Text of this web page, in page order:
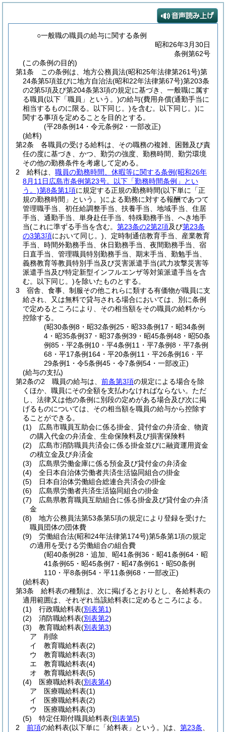
○一般職の職員の給与に関する条例
昭和26年3月30日
条例第62号
(この条例の目的)
第1条
この条例は、地方公務員法(昭和25年法律第261号)第
24条第5項並びに地方自治法(昭和22年法律第67号)第203条
の2第5項及び第204条第3項の規定に基づき、一般職に属す
る職員(以下「職員」という。)の給与(費用弁償(通勤手当に
相当するものに限る。以下同じ。)を含む。以下同じ。)に
関する事項を定めることを目的とする。
(平28条例14・令元条例2・一部改正)
(給料)
第2条
各職員の受ける給料は、その職務の複雑、困難及び責
任の度に基づき、かつ、勤労の強度、勤務時間、勤労環境
その他の勤務条件を考慮して定める。
2
給料は、 職員の勤務時間、休暇等に関する条例(昭和26年
8月11日広島市条例第23号。以下「勤務時間条例」とい
う。)第8条第1項に規定する正規の勤務時間(以下単に「正
規の勤務時間」という。)による勤務に対する報酬であつて
管理職手当、初任給調整手当、扶養手当、地域手当、住居
手当、通勤手当、単身赴任手当、特殊勤務手当、へき地手
当(これに準ずる手当を含む。 第23条の2第2項及び第23条
の3第3項において同じ。) 、定時制通信教育手当、産業教育
手当、時間外勤務手当、休日勤務手当、夜間勤務手当、宿
日直手当、管理職員特別勤務手当、期末手当、勤勉手当、
義務教育等教員特別手当及び災害派遣手当(武力攻撃災害等
派遣手当及び特定新型インフルエンザ等対策派遣手当を含
む。以下同じ。)を除いたものとする。
3
宿舎、食事、制服その他これらに類する有価物が職員に支
給され、又は無料で貸与される場合においては、別に条例
で定めるところにより、その相当額をその職員の給料から
控除する。
(昭30条例8・昭32条例25・昭33条例17・昭34条例
4・昭35条例37・昭37条例39・昭45条例48・昭50条
例85・平2条例10・平4条例11・平7条例8・平7条例
68・平17条例164・平20条例11・平26条例16・平
29条例1・令5条例45・令7条例54・一部改正)
(給与の支払)
第2条の2
職員の給与は、 前条第3項の規定による場合を除
くほか、職員にその全額を支払わなければならない。 ただ
し、法律又は他の条例に別段の定めがある場合及び次に掲
げるものについては、その相当額を職員の給与から控除す
ることができる。
(1)
広島市職員互助会に係る掛金、貸付金の弁済金、物資
の購入代金の弁済金、生命保険料及び損害保険料
(2)
広島市消防職員共済会に係る掛金並びに融資運用資金
の積立金及び弁済金
(3)
広島県労働金庫に係る預金及び貸付金の弁済金
(4)
全日本自治体労働者共済生活協同組合の掛金
(5)
日本自治体労働組合総連合共済会の掛金
(6)
広島県労働者共済生活協同組合の掛金
(7)
広島県教育職員互助組合に係る掛金及び貸付金の弁済
金
(8)
地方公務員法第53条第5項の規定により登録を受けた
職員団体の団体費
(9)
労働組合法(昭和24年法律第174号)第5条第1項の規定
の適用を受ける労働組合の組合費
(昭40条例28・追加、昭41条例36・昭41条例64・昭
41条例65・昭45条例7・昭47条例61・昭50条例
110・平8条例54・平11条例68・一部改正)
(給料表)
第3条
給料表の種類は、次に掲げるとおりとし、各給料表の
適用範囲は、それぞれ当該給料表に定めるところによる。
(1)
行政職給料表(別表第1)
(2)
消防職給料表(別表第2)
(3)
教育職給料表(別表第3)
ア
削除
イ
教育職給料表(2)
ウ
教育職給料表(3)
エ
教育職給料表(4)
オ
教育職給料表(5)
(4)
医療職給料表(別表第4)
ア
医療職給料表(1)
イ
医療職給料表(2)
ウ
医療職給料表(3)
(5)
特定任期付職員給料表(別表第5)
2
前項の給料表(以下単に「給料表」という。)は、 第23条